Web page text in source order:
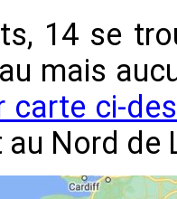
14 se
mais
carte ci-
au Nord de